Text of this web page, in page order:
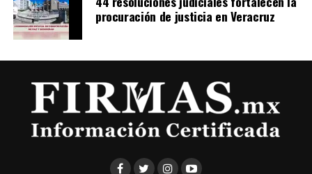
procuración de justicia en Veracruz